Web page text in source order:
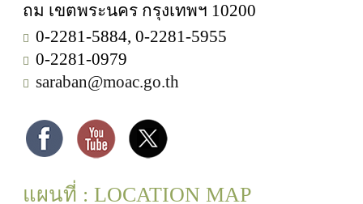
ถม เขตพระนคร กรุงเทพฯ 10200
0-2281-5884, 0-2281-5955
0-2281-0979
saraban@moac.go.th
แผนที่ : LOCATION MAP